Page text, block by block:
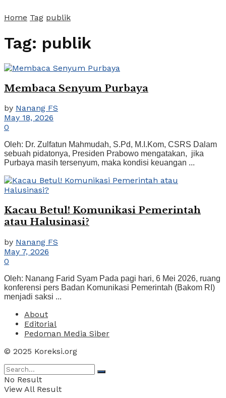
Home Tag publik
Tag: publik
Membaca Senyum Purbaya
by Nanang FS
May 18, 2026
0
Oleh: Dr. Zulfatun Mahmudah, S.Pd, M.I.Kom, CSRS Dalam
sebuah pidatonya, Presiden Prabowo mengatakan, jika
Purbaya masih tersenyum, maka kondisi keuangan ...
Kacau Betul! Komunikasi Pemerintah
atau Halusinasi?
by Nanang FS
May 7, 2026
0
Oleh: Nanang Farid Syam Pada pagi hari, 6 Mei 2026, ruang
konferensi pers Badan Komunikasi Pemerintah (Bakom RI)
menjadi saksi ...
About
Editorial
Pedoman Media Siber
© 2025 Koreksi.org
No Result
View All Result